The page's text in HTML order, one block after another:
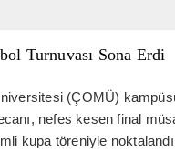
Turnuvası Sona Erdi
(ÇOMÜ)
nefes kesen final
kupa töreniyle